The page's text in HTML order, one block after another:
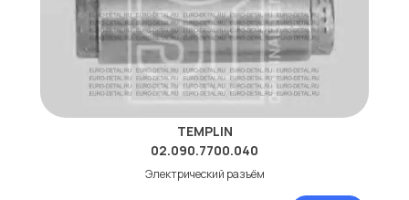
TEMPLIN
02.090.7700.040
Электрический разъём